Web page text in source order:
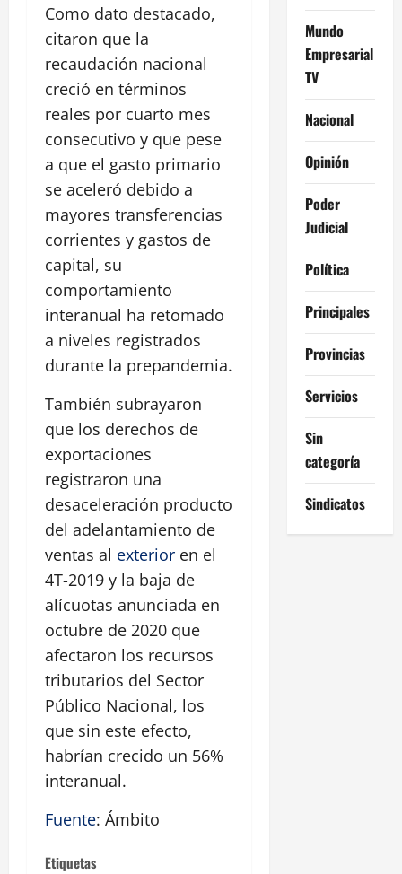
Como dato destacado,
citaron que la
recaudación nacional
creció en términos
reales por cuarto mes
consecutivo y que pese
a que el gasto primario
se aceleró debido a
mayores transferencias
corrientes y gastos de
capital, su
comportamiento
interanual ha retomado
a niveles registrados
durante la prepandemia.
También subrayaron
que los derechos de
exportaciones
registraron una
desaceleración producto
del adelantamiento de
ventas al exterior en el
4T-2019 y la baja de
alícuotas anunciada en
octubre de 2020 que
afectaron los recursos
tributarios del Sector
Público Nacional, los
que sin este efecto,
habrían crecido un 56%
interanual.
Fuente: Ámbito
Etiquetas
Mundo
Empresarial
TV
Nacional
Opinión
Poder
Judicial
Política
Principales
Provincias
Servicios
Sin
categoría
Sindicatos